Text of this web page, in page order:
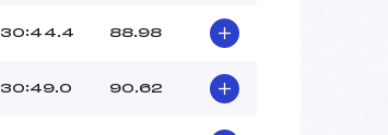
30:44.4 88.98
30:49.0 90.62